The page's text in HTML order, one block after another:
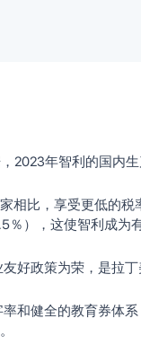
2023年智利的国内
相比，享受更低的税
％），这使智利成为
好政策为荣，是拉
和健全的教育券体